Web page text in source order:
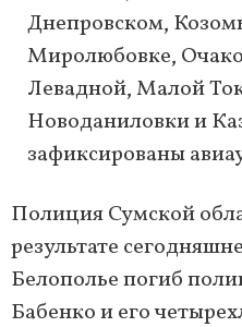
Днепровском,
Миролюбовке,
Левадной, Малой
Новоданиловки и
зафиксированы
Полиция Сумской
результате
Белополье погиб
Бабенко и его